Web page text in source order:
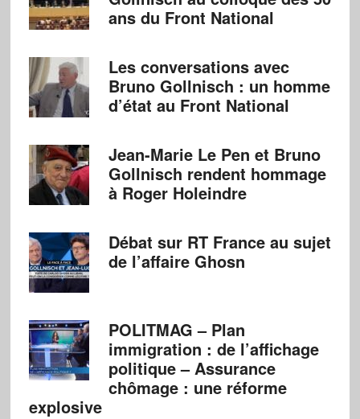
ans du Front National
Les conversations avec
Bruno Gollnisch : un homme
d’état au Front National
Jean-Marie Le Pen et Bruno
Gollnisch rendent hommage
à Roger Holeindre
Débat sur RT France au sujet
de l’affaire Ghosn
POLITMAG – Plan
immigration : de l’affichage
politique – Assurance
chômage : une réforme
explosive